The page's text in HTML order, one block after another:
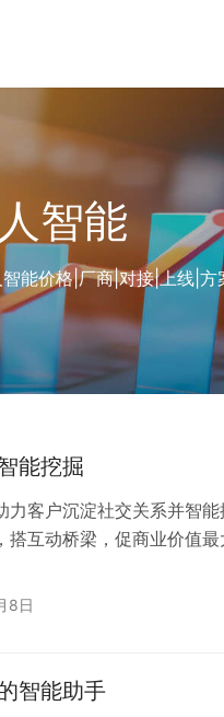
智能
能价格|厂商|对接|上线|
能挖掘
力客户沉淀社交关系并智能
搭互动桥梁，促商业价值最
8日
智能助手